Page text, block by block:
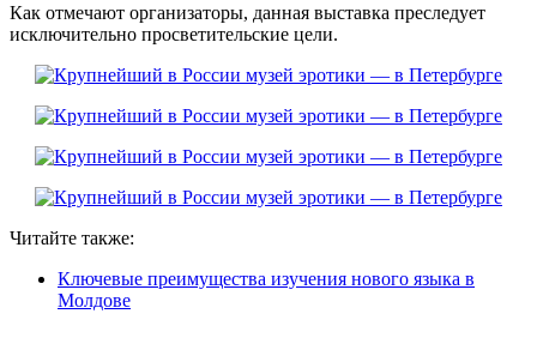
Как отмечают организаторы, данная выставка преследует
исключительно просветительские цели.
Читайте также:
Ключевые преимущества изучения нового языка в
Молдове